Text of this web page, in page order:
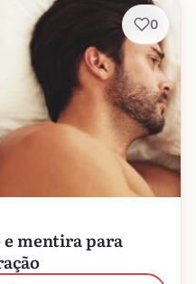
e mentira para
0